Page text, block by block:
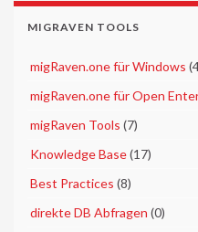
MIGRAVEN TOOLS
migRaven.one für Windows
migRaven.one für Open
migRaven Tools (7)
Knowledge Base(17)
Best Practices (8)
direkte DB Abfragen (0)